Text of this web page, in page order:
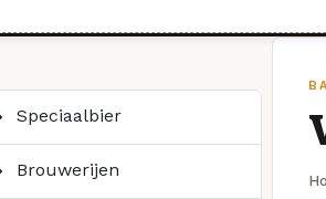
Speciaalbier
Brouwerijen